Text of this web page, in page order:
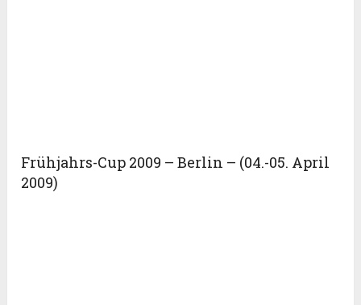
Frühjahrs-Cup 2009 – Berlin – (04.-05. April
2009)